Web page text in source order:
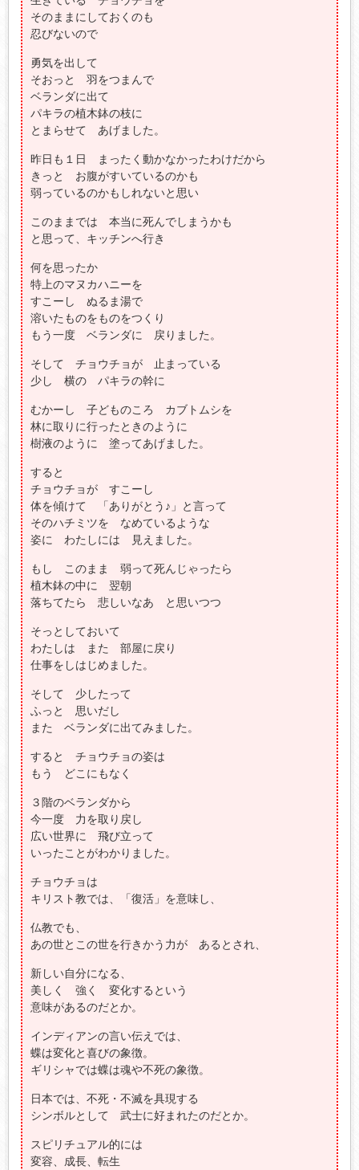
そのままにしておくのも
忍びないので
勇気を出して
そおっと 羽をつまんで
ベランダに出て
パキラの植木鉢の枝に
とまらせて あげました。
昨日も１日 まったく動かなかったわけだから
きっと お腹がすいているのかも
弱っているのかもしれないと思い
このままでは 本当に死んでしまうかも
と思って、キッチンへ行き
何を思ったか
特上のマヌカハニーを
すこーし ぬるま湯で
溶いたものをものをつくり
もう一度 ベランダに 戻りました。
そして チョウチョが 止まっている
少し 横の パキラの幹に
むかーし 子どものころ カブトムシを
林に取りに行ったときのように
樹液のように 塗ってあげました。
すると
チョウチョが すこーし
体を傾けて 「ありがとう♪」と言って
そのハチミツを なめているような
姿に わたしには 見えました。
もし このまま 弱って死んじゃったら
植木鉢の中に 翌朝
落ちてたら 悲しいなあ と思いつつ
そっとしておいて
わたしは また 部屋に戻り
仕事をしはじめました。
そして 少したって
ふっと 思いだし
また ベランダに出てみました。
すると チョウチョの姿は
もう どこにもなく
３階のベランダから
今一度 力を取り戻し
広い世界に 飛び立って
いったことがわかりました。
チョウチョは
キリスト教では、「復活」を意味し、
仏教でも、
あの世とこの世を行きかう力が あるとされ、
新しい自分になる、
美しく 強く 変化するという
意味があるのだとか。
インディアンの言い伝えでは、
蝶は変化と喜びの象徴。
ギリシャでは蝶は魂や不死の象徴。
日本では、不死・不滅を具現する
シンボルとして 武士に好まれたのだとか。
スピリチュアル的には
変容、成長、転生